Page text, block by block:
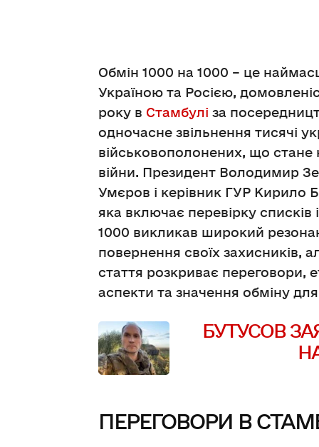
Обмін 1000 на 1000 – це
Україною та Росією,
року в Стамбулі за
одночасне звільнення тисячі
військовополонених, що
війни. Президент Володимир
Умєров і керівник ГУР Кирило
яка включає перевірку списків
1000 викликав широкий
повернення своїх
стаття розкриває переговори,
аспекти та значення обміну
БУТУСОВ
ПЕРЕГОВОРИ В